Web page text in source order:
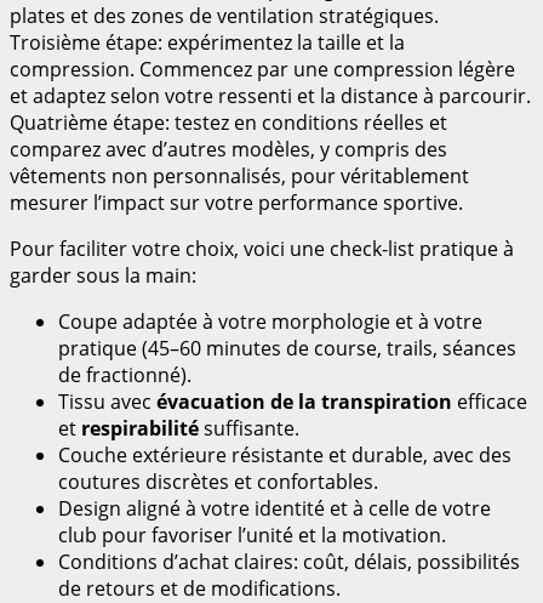
plates et des zones de ventilation stratégiques.
Troisième étape: expérimentez la taille et la
compression. Commencez par une compression légère
et adaptez selon votre ressenti et la distance à parcourir.
Quatrième étape: testez en conditions réelles et
comparez avec d’autres modèles, y compris des
vêtements non personnalisés, pour véritablement
mesurer l’impact sur votre performance sportive.
Pour faciliter votre choix, voici une check-list pratique à
garder sous la main:
Coupe adaptée à votre morphologie et à votre
pratique (45–60 minutes de course, trails, séances
de fractionné).
Tissu avec évacuation de la transpiration efficace
et respirabilitésuffisante.
Couche extérieure résistante et durable, avec des
coutures discrètes et confortables.
Design aligné à votre identité et à celle de votre
club pour favoriser l’unité et la motivation.
Conditions d’achat claires: coût, délais, possibilités
de retours et de modifications.